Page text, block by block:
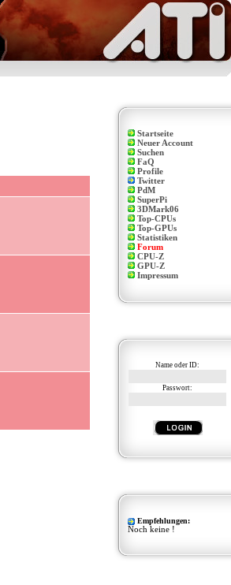
Startseite
Neuer Account
Suchen
FaQ
Profile
Twitter
PdM
SuperPi
3DMark06
Top-CPUs
Top-GPUs
Statistiken
Forum
CPU-Z
GPU-Z
Impressum
Name oder ID:
Passwort:
Empfehlungen:
Noch keine !